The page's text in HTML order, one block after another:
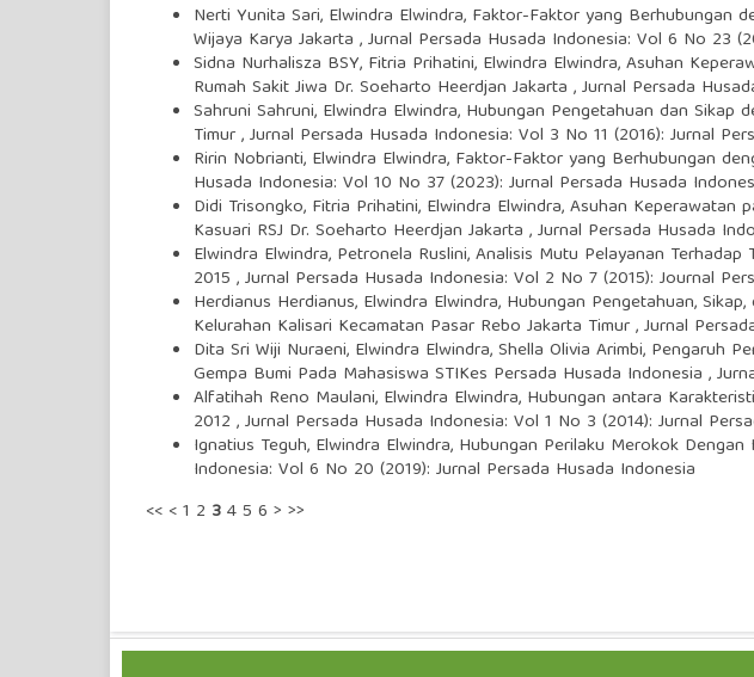
Nerti Yunita Sari, Elwindra Elwindra, Faktor-Faktor yang Berhubungan
Wijaya Karya Jakarta ,Jurnal Persada Husada Indonesia: Vol 6 No 23
Sidna Nurhalisza BSY, Fitria Prihatini, Elwindra Elwindra,Asuhan
Rumah Sakit Jiwa Dr. Soeharto Heerdjan Jakarta ,Jurnal Persada
Sahruni Sahruni, Elwindra Elwindra, Hubungan Pengetahuan dan Sikap
Timur,Jurnal Persada Husada Indonesia: Vol 3 No 11 (2016): Jurnal
Ririn Nobrianti, Elwindra Elwindra, Faktor-Faktor yang Berhubungan
Husada Indonesia: Vol 10 No 37 (2023): Jurnal Persada Husada
Didi Trisongko, Fitria Prihatini, Elwindra Elwindra,Asuhan Keperawatan
Kasuari RSJ Dr. Soeharto Heerdjan Jakarta ,Jurnal Persada Husada
Elwindra Elwindra, Petronela Ruslini,Analisis Mutu Pelayanan
2015 ,Jurnal Persada Husada Indonesia: Vol 2 No 7 (2015): Journal
Herdianus Herdianus, Elwindra Elwindra, Hubungan Pengetahuan,
Kelurahan Kalisari Kecamatan Pasar Rebo Jakarta Timur,Jurnal
Dita Sri Wiji Nuraeni, Elwindra Elwindra, Shella Olivia Arimbi, Pengaruh
Gempa Bumi Pada Mahasiswa STIKes Persada Husada Indonesia ,
Alfatihah Reno Maulani, Elwindra Elwindra, Hubungan antara
2012 ,Jurnal Persada Husada Indonesia: Vol 1 No 3 (2014): Jurnal
Ignatius Teguh, Elwindra Elwindra, Hubungan Perilaku Merokok
Indonesia: Vol 6 No 20 (2019): Jurnal Persada Husada Indonesia
<< <1 2 345 6 > >>